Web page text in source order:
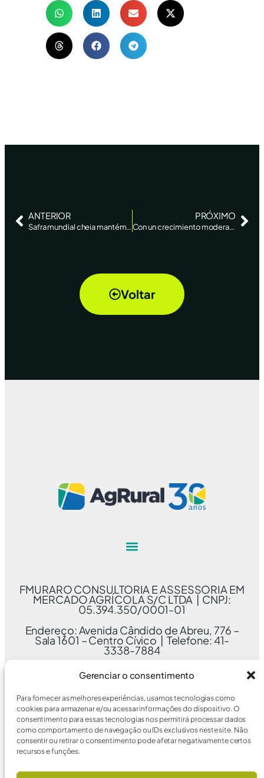
Gerenciar o consentimento
Para fornecer as melhores experiências, usamos tecnologias como
cookies para armazenar e/ou acessar informações do dispositivo. O
consentimento para essas tecnologias nos permitirá processar dados
como comportamento de navegação ou IDs exclusivos neste site. Não
consentir ou retirar o consentimento pode afetar negativamente certos
recursos e funções.
ANTERIOR
Safra mundial cheia mantém desafio para produtor na comercialização
PRÓXIMO
Con un crecimiento moderado de la intención de siembra, Brasil apunta a una cosecha récord de soja
Voltar
FMURARO CONSULTORIA E ASSESSORIA EM
MERCADO AGRÍCOLA S/C LTDA | CNPJ:
05.394.350/0001-01
Endereço: Avenida Cândido de Abreu, 776 –
Sala 1601 – Centro Cívico | Telefone: 41-
3338-7884